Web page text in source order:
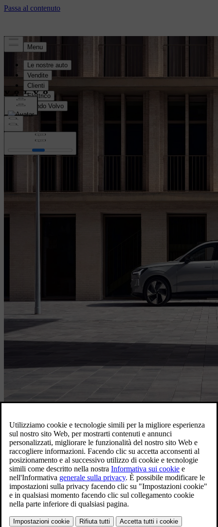
Accedi per prenotare il tuo
servizio
Dati di contatto precompilati
Dati VIN precompilati (se applicabile)
Prenotazione più rapida
Accedi